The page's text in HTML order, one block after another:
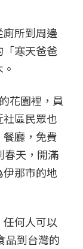
廁所到周邊
寒天爸爸
花園裡，員
區民眾也
廳，免費
春天，開滿
那市的地
何人可以
品到台灣的